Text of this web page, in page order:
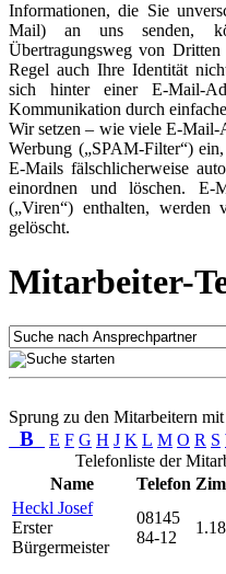
Informationen, die Sie
Mail) an uns senden,
Übertragungsweg von
Regel auch Ihre Identität
sich hinter einer E-Mail-
Kommunikation durch
Wir setzen – wie viele E-Mail-
Werbung („SPAM-Filter“)
E-Mails fälschlicherweise
einordnen und löschen. E-
(„Viren“) enthalten, werden
gelöscht.
Mitarbeiter-
Sprung zu den Mitarbeitern
B E F G H J K L M O R S
Telefonliste der
Name
Telefon
Heckl Josef
Erster
Bürgermeister
08145
84-12
1.18